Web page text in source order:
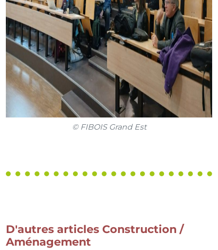
© FIBOIS Grand Est
D'autres articles Construction /
Aménagement